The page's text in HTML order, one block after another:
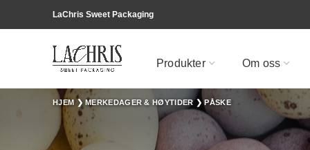
LaChris Sweet Packaging
Produkter Om oss
HJEM ❯MERKEDAGER & HØYTIDER❯PÅSKE